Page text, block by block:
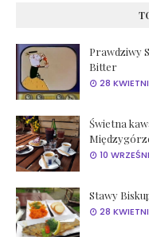
Prawdziwy
Bitter
28
Świetna
10
Stawy
28